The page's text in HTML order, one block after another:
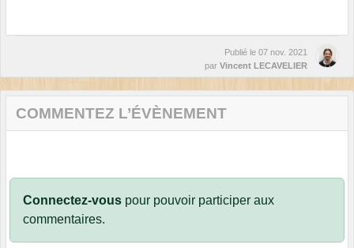
Publié le 07 nov. 2021
par Vincent LECAVELIER
COMMENTEZ L’ÉVÈNEMENT
Connectez-vous pour pouvoir participer aux
commentaires.